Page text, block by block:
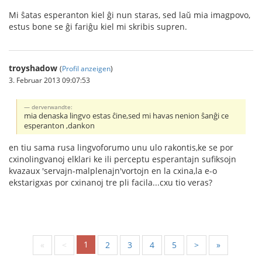
Mi ŝatas esperanton kiel ĝi nun staras, sed laŭ mia imagpovo,
estus bone se ĝi fariĝu kiel mi skribis supren.
troyshadow (Profil anzeigen)
3. Februar 2013 09:07:53
derverwandte:
mia denaska lingvo estas ĉine,sed mi havas nenion ŝanĝi ce
esperanton ,dankon
en tiu sama rusa lingvoforumo unu ulo rakontis,ke se por
cxinolingvanoj elklari ke ili perceptu esperantajn sufiksojn
kvazaux 'servajn-malplenajn'vortojn en la cxina,la e-o
ekstarigxas por cxinanoj tre pli facila...cxu tio veras?
« < 1 2 3 4 5 > »